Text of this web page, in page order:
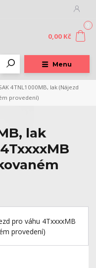
Menu
0
0,00 Kč
4TNL1000MB, lak (Nájezd
provedení)
lak